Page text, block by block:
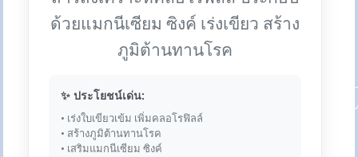
ด้วยแมกนีเซียม ซิงค์ เร่งเขียว สร้าง
ภูมิต้านทานโรค
✨ ประโยชน์เด่น:
• เร่งใบเขียวเข้ม เพิ่มคลอโรฟิลล์
• สร้างภูมิต้านทานโรค
• เสริมแมกนีเซียม ซิงค์